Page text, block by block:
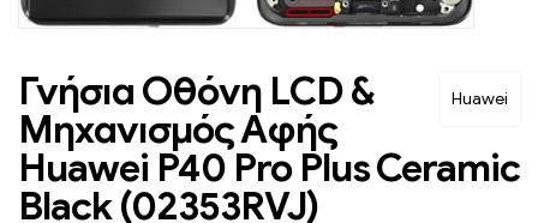
Huawei
Γνήσια Oθόνη LCD &
Μηχανισμός Αφής
Huawei P40 Pro Plus Ceramic
Black (02353RVJ)